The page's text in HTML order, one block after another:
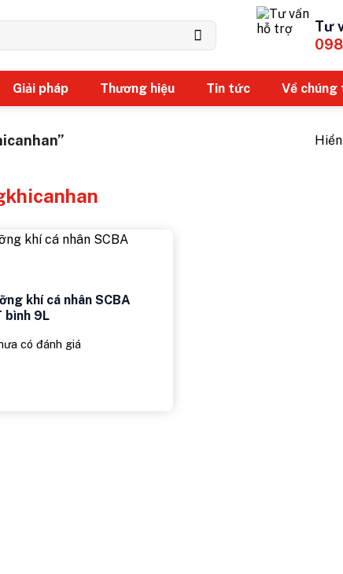
Tư
Giải pháp Thương hiệu Tin tức Về chúng
khí cá nhân SCBA
bình 9L
có đánh giá